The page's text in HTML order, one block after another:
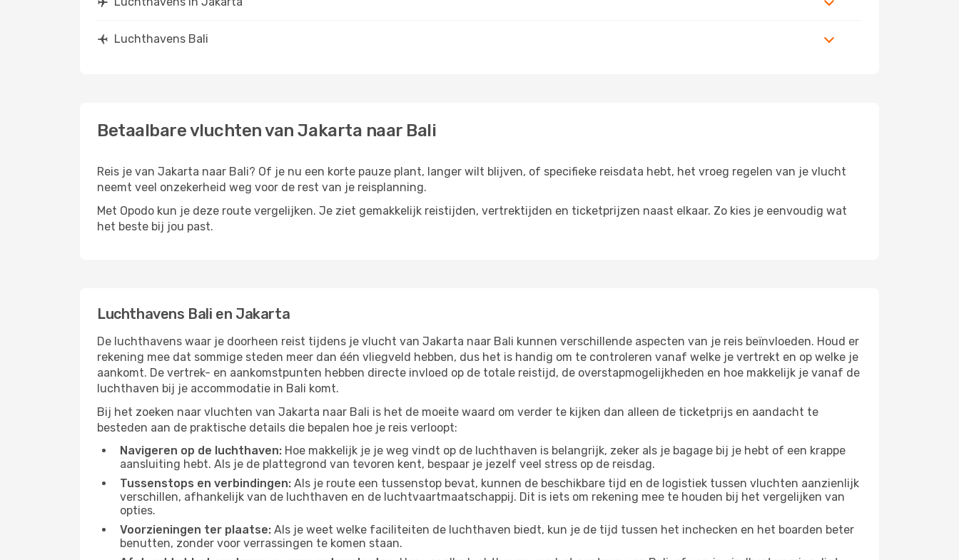
Luchthavens Bali
Betaalbare vluchten van Jakarta naar Bali
Reis je van Jakarta naar Bali? Of je nu een korte pauze plant, langer wilt blijven, of specifieke reisdata hebt, het vroeg regelen van je vlucht
neemt veel onzekerheid weg voor de rest van je reisplanning.
Met Opodo kun je deze route vergelijken. Je ziet gemakkelijk reistijden, vertrektijden en ticketprijzen naast elkaar. Zo kies je eenvoudig wat
het beste bij jou past.
Luchthavens Bali en Jakarta
De luchthavens waar je doorheen reist tijdens je vlucht van Jakarta naar Bali kunnen verschillende aspecten van je reis beïnvloeden. Houd er
rekening mee dat sommige steden meer dan één vliegveld hebben, dus het is handig om te controleren vanaf welke je vertrekt en op welke je
aankomt. De vertrek- en aankomstpunten hebben directe invloed op de totale reistijd, de overstapmogelijkheden en hoe makkelijk je vanaf de
luchthaven bij je accommodatie in Bali komt.
Bij het zoeken naar vluchten van Jakarta naar Bali is het de moeite waard om verder te kijken dan alleen de ticketprijs en aandacht te
besteden aan de praktische details die bepalen hoe je reis verloopt:
Navigeren op de luchthaven: Hoe makkelijk je je weg vindt op de luchthaven is belangrijk, zeker als je bagage bij je hebt of een krappe
aansluiting hebt. Als je de plattegrond van tevoren kent, bespaar je jezelf veel stress op de reisdag.
Tussenstops en verbindingen: Als je route een tussenstop bevat, kunnen de beschikbare tijd en de logistiek tussen vluchten aanzienlijk
verschillen, afhankelijk van de luchthaven en de luchtvaartmaatschappij. Dit is iets om rekening mee te houden bij het vergelijken van
opties.
Voorzieningen ter plaatse: Als je weet welke faciliteiten de luchthaven biedt, kun je de tijd tussen het inchecken en het boarden beter
benutten, zonder voor verrassingen te komen staan.